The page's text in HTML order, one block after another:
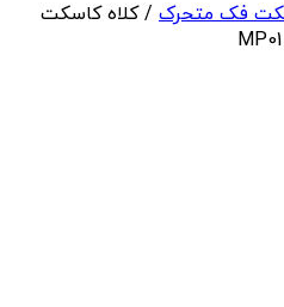
فک متحرک / کلاه کاسکت